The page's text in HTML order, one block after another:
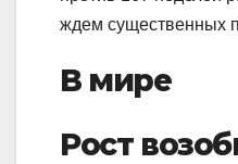
ждем существенных
В мире
Рост